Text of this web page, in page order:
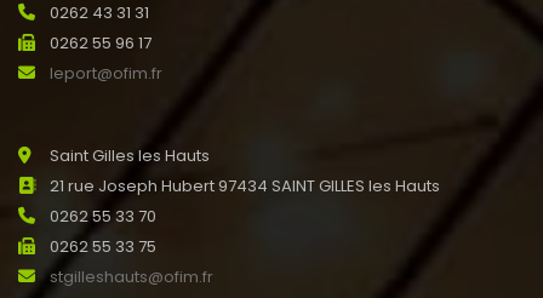
0262 43 31 31
0262 55 96 17
leport@ofim.fr
Saint Gilles les Hauts
21 rue Joseph Hubert 97434 SAINT GILLES les Hauts
0262 55 33 70
0262 55 33 75
stgilleshauts@ofim.fr